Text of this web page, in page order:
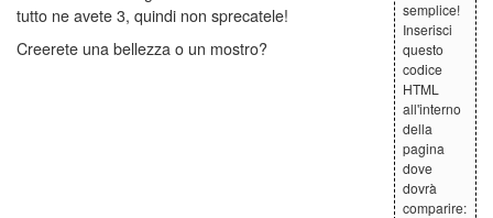
semplice!
Inserisci
questo
codice
HTML
all'interno
della
pagina
dove
dovrà
comparire:
tutto ne avete 3, quindi non sprecatele!
Creerete una bellezza o un mostro?